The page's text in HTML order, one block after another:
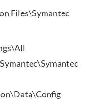
Files\Symantec